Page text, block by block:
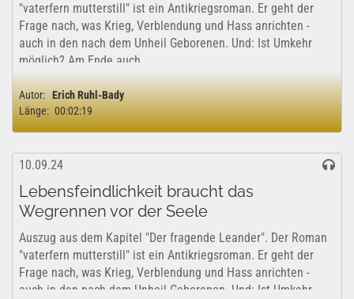
"vaterfern mutterstill" ist ein Antikriegsroman. Er geht der
Frage nach, was Krieg, Verblendung und Hass anrichten -
auch in den nach dem Unheil Geborenen. Und: Ist Umkehr
möglich? Am Ende auch...
Autor: Erich Ruhl-Bady
Länge: 00:02:19
10.09.24
Lebensfeindlichkeit braucht das
Wegrennen vor der Seele
Auszug aus dem Kapitel "Der fragende Leander". Der Roman
"vaterfern mutterstill" ist ein Antikriegsroman. Er geht der
Frage nach, was Krieg, Verblendung und Hass anrichten -
auch in den nach dem Unheil Geborenen. Und: Ist Umkehr